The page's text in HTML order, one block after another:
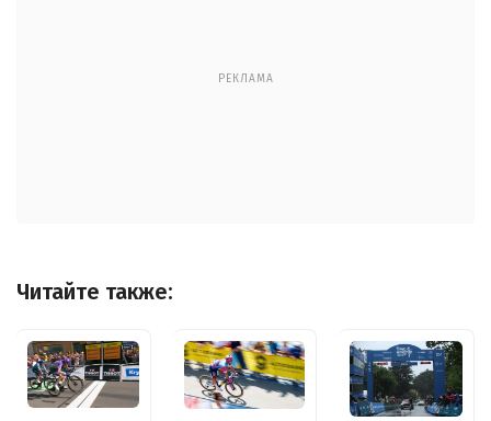
РЕКЛАМА
Читайте также: